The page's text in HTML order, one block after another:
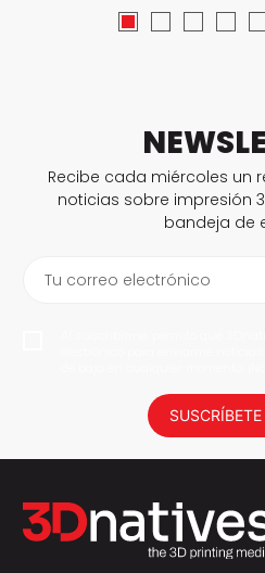
Recibe cada miércoles un
noticias sobre impresión
bandeja de
Tu correo electrónico